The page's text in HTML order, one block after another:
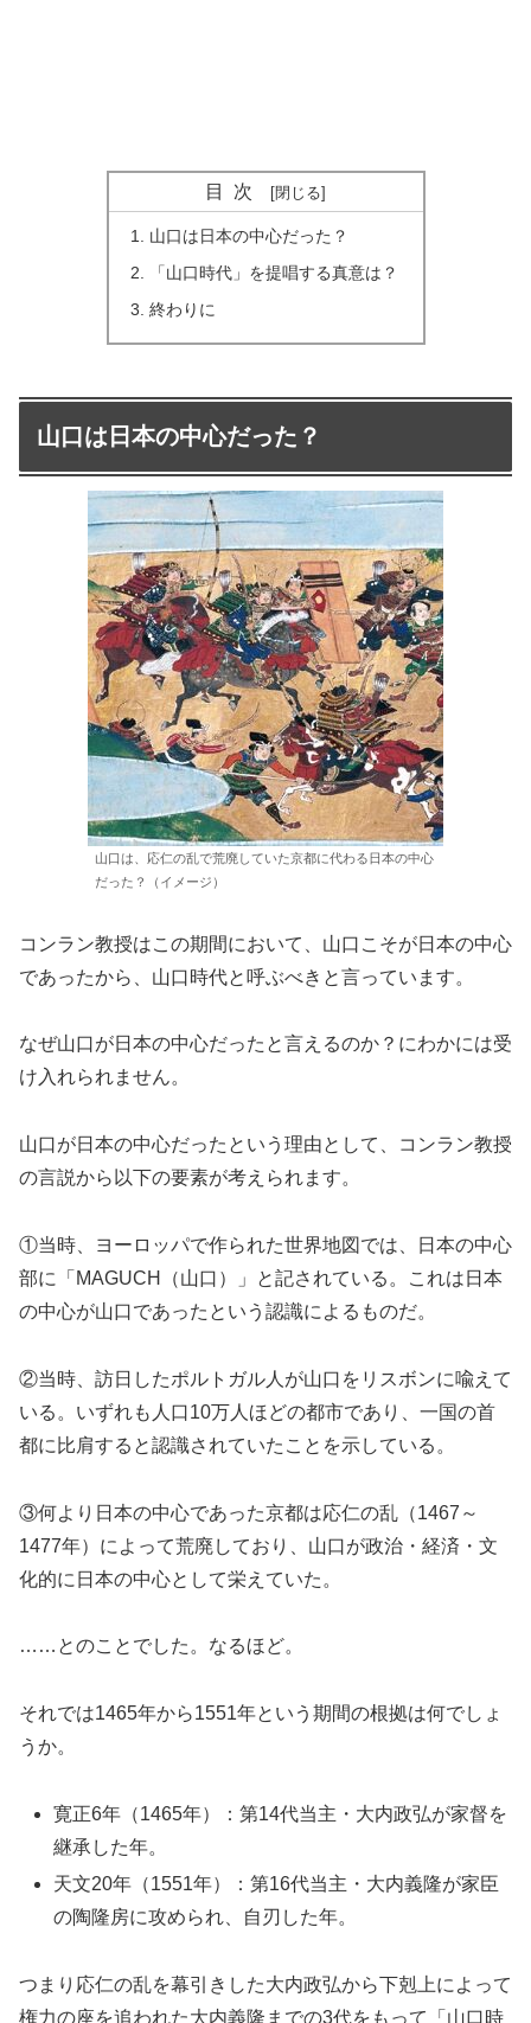
目次
山口は日本の中心だった？
「山口時代」を提唱する真意は？
終わりに
山口は日本の中心だった？
山口は、応仁の乱で荒廃していた京都に代わる日本の中心
だった？（イメージ）
コンラン教授はこの期間において、山口こそが日本の中心
であったから、山口時代と呼ぶべきと言っています。
なぜ山口が日本の中心だったと言えるのか？にわかには受
け入れられません。
山口が日本の中心だったという理由として、コンラン教授
の言説から以下の要素が考えられます。
①当時、ヨーロッパで作られた世界地図では、日本の中心
部に「MAGUCH（山口）」と記されている。これは日本
の中心が山口であったという認識によるものだ。
②当時、訪日したポルトガル人が山口をリスボンに喩えて
いる。いずれも人口10万人ほどの都市であり、一国の首
都に比肩すると認識されていたことを示している。
③何より日本の中心であった京都は応仁の乱（1467～
1477年）によって荒廃しており、山口が政治・経済・文
化的に日本の中心として栄えていた。
……とのことでした。なるほど。
それでは1465年から1551年という期間の根拠は何でしょ
うか。
寛正6年（1465年）：第14代当主・大内政弘が家督を
継承した年。
天文20年（1551年）：第16代当主・大内義隆が家臣
の陶隆房に攻められ、自刃した年。
つまり応仁の乱を幕引きした大内政弘から下剋上によって
権力の座を追われた大内義隆までの3代をもって「山口時